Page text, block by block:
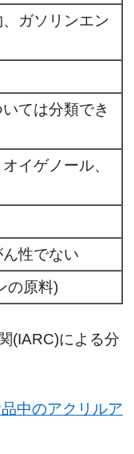
ガソリンエン
ては分類でき
イゲノール、
性でない
の原料)
(IARC)による分
中のアクリルア